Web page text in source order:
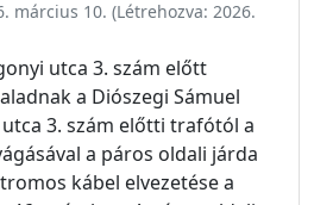
március 10. (Létrehozva: 2026.
utca 3. szám előtt
a Diószegi Sámuel
3. szám előtti trafótól a
a páros oldali járda
kábel elvezetése a